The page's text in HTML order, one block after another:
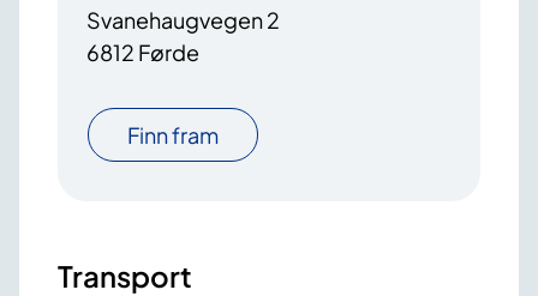
Svanehaugvegen 2
6812 Førde
Finn fram
Transport